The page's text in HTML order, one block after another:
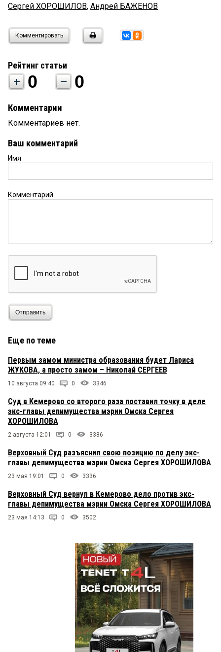
Сергей ХОРОШИЛОВ, Андрей БАЖЕНОВ
Комментировать
Рейтинг статьи
0 0
Комментарии
Комментариев нет.
Ваш комментарий
Имя
Комментарий
Отправить
Еще по теме
Первым замом министра образования будет Лариса
ЖУКОВА, а просто замом – Николай СЕРГЕЕВ
10 августа 09:40 0 3346
Суд в Кемерово со второго раза поставил точку в деле
экс-главы депимущества мэрии Омска Сергея
ХОРОШИЛОВА
2 августа 12:01 0 3386
Верховный Суд разъяснил свою позицию по делу экс-
главы депимущества мэрии Омска Сергея ХОРОШИЛОВА
23 мая 19:01 0 3336
Верховный Суд вернул в Кемерово дело против экс-
главы депимущества мэрии Омска Сергея ХОРОШИЛОВА
23 мая 14:13 0 3502